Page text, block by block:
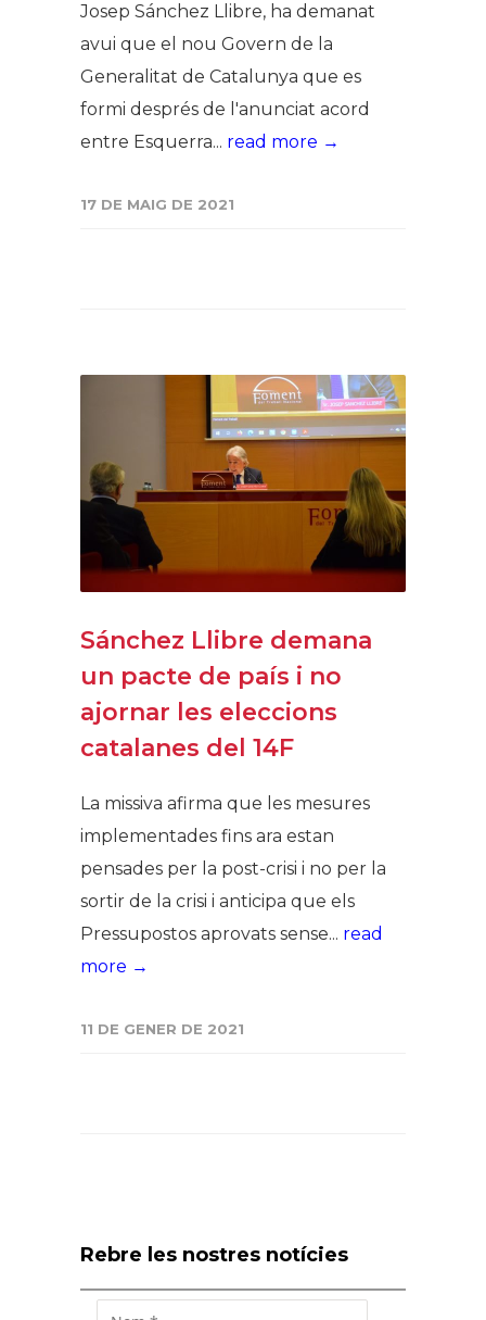
Josep Sánchez Llibre, ha demanat
avui que el nou Govern de la
Generalitat de Catalunya que es
formi després de l'anunciat acord
entre Esquerra... read more →
17 DE MAIG DE 2021
Sánchez Llibre demana
un pacte de país i no
ajornar les eleccions
catalanes del 14F
La missiva afirma que les mesures
implementades fins ara estan
pensades per la post-crisi i no per la
sortir de la crisi i anticipa que els
Pressupostos aprovats sense... read
more →
11 DE GENER DE 2021
Rebre les nostres notícies